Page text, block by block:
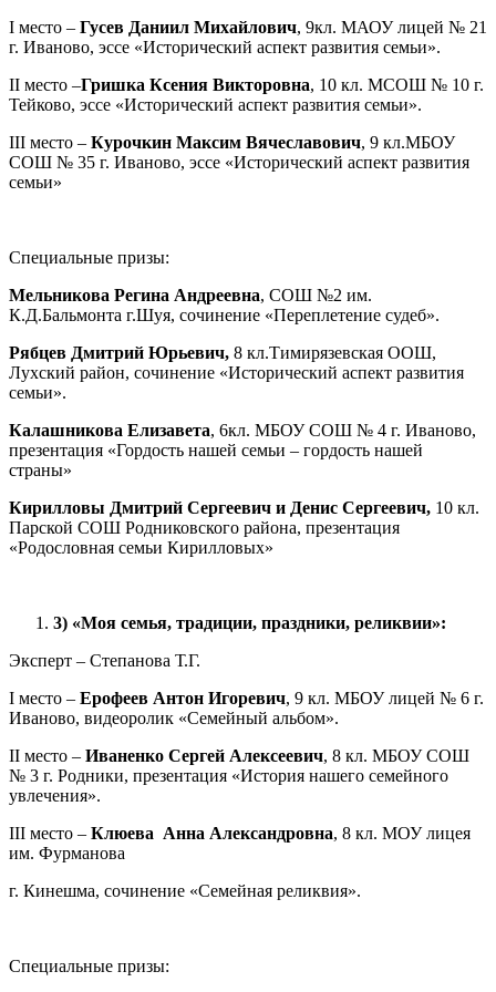
I место – Гусев Даниил Михайлович, 9кл. МАОУ лицей № 21
г. Иваново, эссе «Исторический аспект развития семьи».
II место –Гришка Ксения Викторовна, 10 кл. МСОШ № 10 г.
Тейково, эссе «Исторический аспект развития семьи».
III место – Курочкин Максим Вячеславович, 9 кл.МБОУ
СОШ № 35 г. Иваново, эссе «Исторический аспект развития
семьи»
Специальные призы:
Мельникова Регина Андреевна, СОШ №2 им.
К.Д.Бальмонта г.Шуя, сочинение «Переплетение судеб».
Рябцев Дмитрий Юрьевич, 8 кл.Тимирязевская ООШ,
Лухский район, сочинение «Исторический аспект развития
семьи».
Калашникова Елизавета, 6кл. МБОУ СОШ № 4 г. Иваново,
презентация «Гордость нашей семьи – гордость нашей
страны»
Кирилловы Дмитрий Сергеевич и Денис Сергеевич, 10 кл.
Парской СОШ Родниковского района, презентация
«Родословная семьи Кирилловых»
3) «Моя семья, традиции, праздники, реликвии»:
Эксперт – Степанова Т.Г.
I место – Ерофеев Антон Игоревич, 9 кл. МБОУ лицей № 6 г.
Иваново, видеоролик «Семейный альбом».
II место – Иваненко Сергей Алексеевич, 8 кл. МБОУ СОШ
№ 3 г. Родники, презентация «История нашего семейного
увлечения».
III место – Клюева Анна Александровна, 8 кл. МОУ лицея
им. Фурманова
г. Кинешма, сочинение «Семейная реликвия».
Специальные призы: